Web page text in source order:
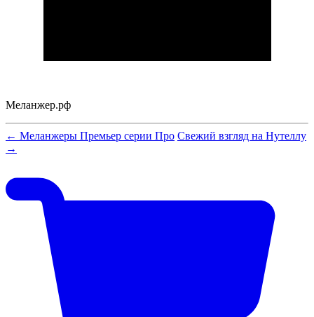
Меланжер.рф
← Меланжеры Премьер серии Про Свежий взгляд на Нутеллу
→